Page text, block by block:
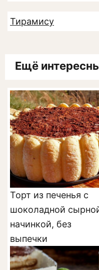
Тирамису
Ещё
Торт из печенья с
шоколадной
начинкой, без
выпечки